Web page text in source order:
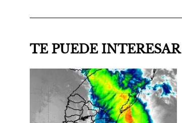
TE PUEDE INTERESAR